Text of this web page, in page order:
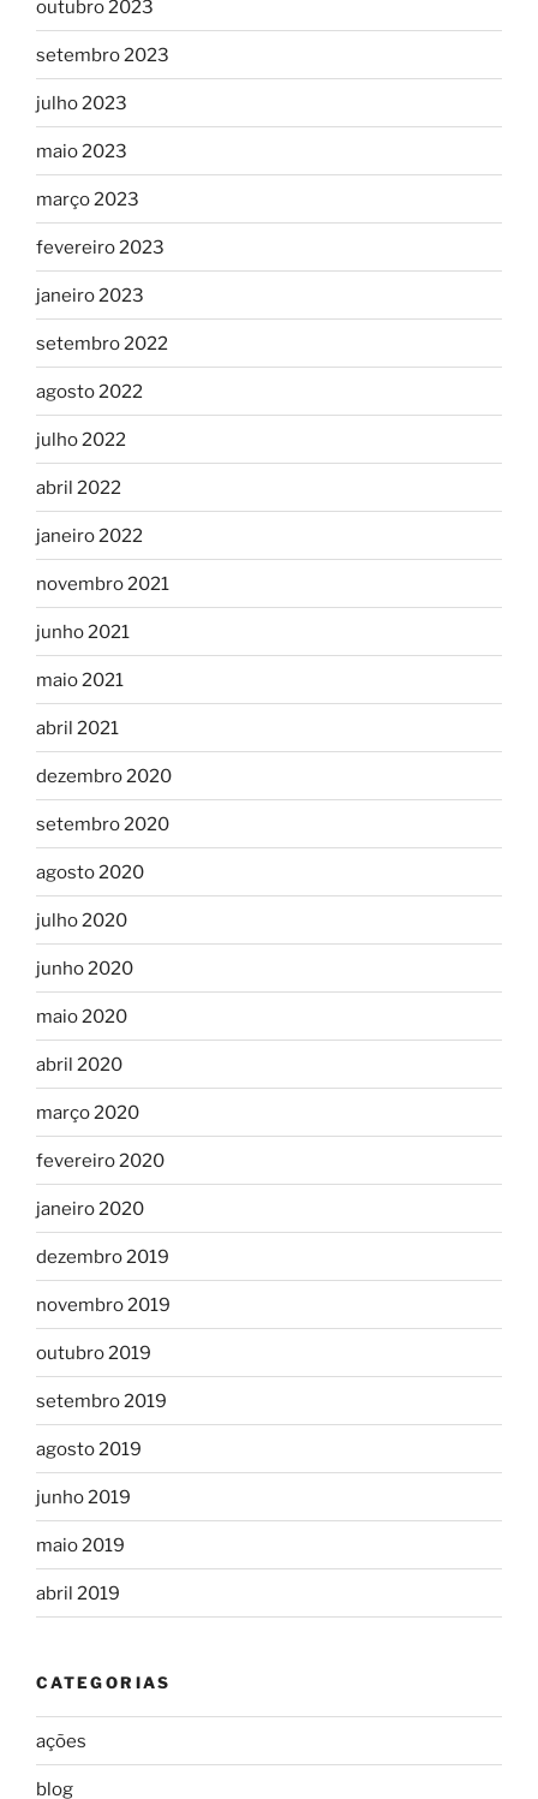
outubro 2023
setembro 2023
julho 2023
maio 2023
março 2023
fevereiro 2023
janeiro 2023
setembro 2022
agosto 2022
julho 2022
abril 2022
janeiro 2022
novembro 2021
junho 2021
maio 2021
abril 2021
dezembro 2020
setembro 2020
agosto 2020
julho 2020
junho 2020
maio 2020
abril 2020
março 2020
fevereiro 2020
janeiro 2020
dezembro 2019
novembro 2019
outubro 2019
setembro 2019
agosto 2019
junho 2019
maio 2019
abril 2019
CATEGORIAS
ações
blog